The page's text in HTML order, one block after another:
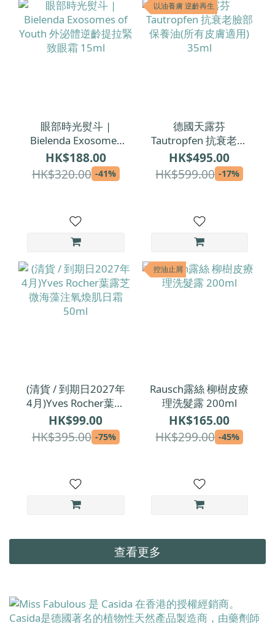
眼部時光熨斗 |
Bielenda Exosomes
of Youth 外泌體逆齡
提拉緊致眼霜 15ml
HK$188.00
HK$320.00 -41%
以油養膚 逆齡再生
德國天露芬
Tautropfen 抗衰老臉
部保養油(所有皮膚適
用) 35ml
HK$495.00
HK$599.00 -17%
(清貨 / 到期日2027年
4月)Yves Rocher葉露
芝 微海藻注氧煥肌日
霜 50ml
HK$99.00
HK$395.00 -75%
控油止屑
Rausch露絲 柳樹皮療
理洗髮露 200ml
HK$165.00
HK$299.00 -45%
查看更多